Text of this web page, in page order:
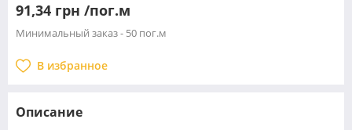
91,34 грн /пог.м
Минимальный заказ - 50 пог.м
В избранное
Описание